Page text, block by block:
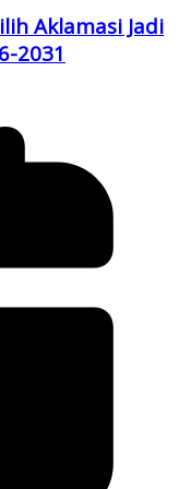
Aklamasi Jadi
2031